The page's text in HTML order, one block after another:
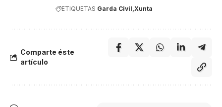
ETIQUETAS Garda Civil Xunta
Comparte éste
artículo